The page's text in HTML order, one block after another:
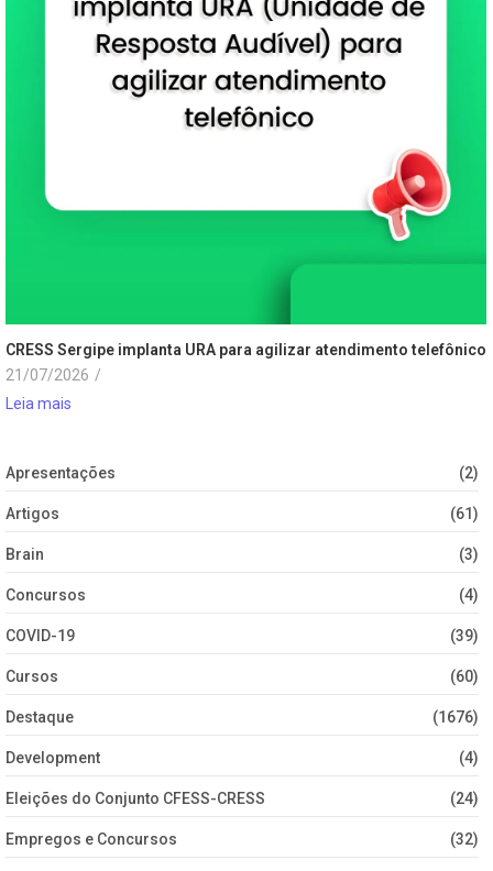
CRESS Sergipe implanta URA para agilizar atendimento telefônico
21/07/2026 /
Leia mais
Apresentações (2)
Artigos (61)
Brain (3)
Concursos (4)
COVID-19 (39)
Cursos (60)
Destaque (1676)
Development (4)
Eleições do Conjunto CFESS-CRESS (24)
Empregos e Concursos (32)